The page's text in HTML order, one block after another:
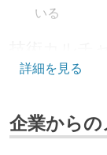
いる
CTO または
取締役（社
ング部門の
詳細を見る
企業から